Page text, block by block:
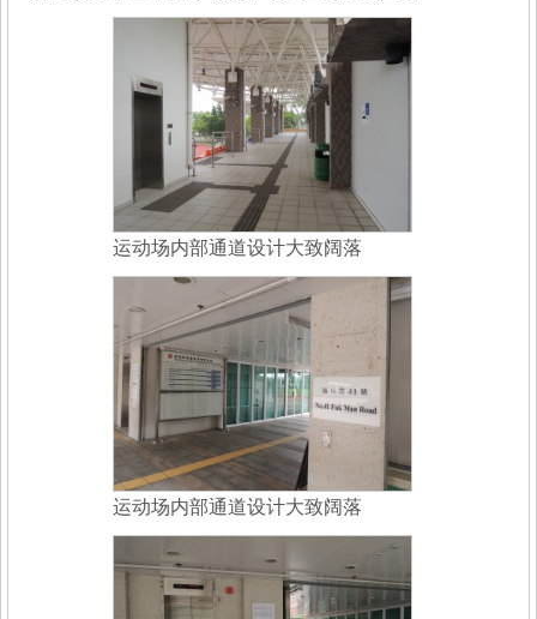
运动场内部通道设计大致阔落
运动场内部通道设计大致阔落